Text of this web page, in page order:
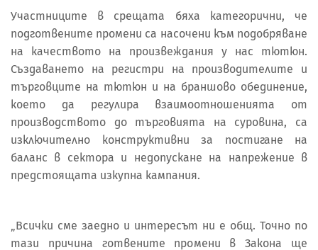
Участниците в срещата бяха категорични, че
подготвените промени са насочени към подобряване
на качеството на произвеждания у нас тютюн.
Създаването на регистри на производителите и
търговците на тютюн и на браншово обединение,
което да регулира взаимоотношенията от
производството до търговията на суровина, са
изключително конструктивни за постигане на
баланс в сектора и недопускане на напрежение в
предстоящата изкупна кампания.
„Всички сме заедно и интересът ни е общ. Точно по
тази причина готвените промени в Закона ще